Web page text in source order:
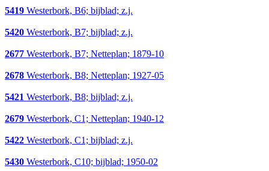
5419 Westerbork, B6; bijblad; z.j.
5420 Westerbork, B7; bijblad; z.j.
2677 Westerbork, B7; Netteplan; 1879-10
2678 Westerbork, B8; Netteplan; 1927-05
5421 Westerbork, B8; bijblad; z.j.
2679 Westerbork, C1; Netteplan; 1940-12
5422 Westerbork, C1; bijblad; z.j.
5430 Westerbork, C10; bijblad; 1950-02